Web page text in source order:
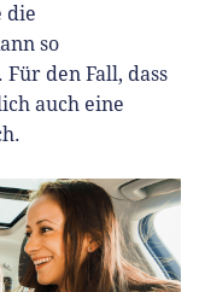
die
so
den Fall, dass
auch eine